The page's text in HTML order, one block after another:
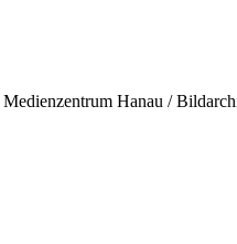
Medienzentrum Hanau /